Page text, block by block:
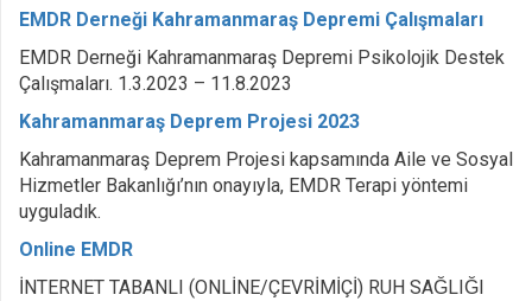
EMDR Derneği Kahramanmaraş Depremi Çalışmaları
EMDR Derneği Kahramanmaraş Depremi Psikolojik Destek
Çalışmaları. 1.3.2023 – 11.8.2023
Kahramanmaraş Deprem Projesi 2023
Kahramanmaraş Deprem Projesi kapsamında Aile ve Sosyal
Hizmetler Bakanlığı’nın onayıyla, EMDR Terapi yöntemi
uyguladık.
Online EMDR
İNTERNET TABANLI (ONLİNE/ÇEVRİMİÇİ) RUH SAĞLIĞI